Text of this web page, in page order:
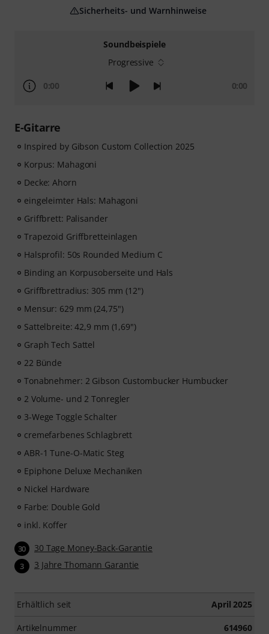
Soundbeispiele
Progressive
0:00 0:00
E-Gitarre
Inspired by Gibson Custom Collection 2025
Korpus: Mahagoni
Decke: Ahorn
eingeleimter Hals: Mahagoni
Griffbrett: Palisander
Trapezoid Griffbretteinlagen
Halsprofil: 50s Rounded Medium C
Binding an Korpusoberseite und Hals
Griffbrettradius: 305 mm (12")
Mensur: 629 mm (24,75")
Sattelbreite: 42,9 mm (1,69")
Graph Tech Sattel
22 Bünde
Tonabnehmer: 2 Gibson Custombucker Humbucker
2 Volume- und 2 Tonregler
3-Wege Toggle Schalter
cremefarbenes Schlagbrett
ABR-1 Tune-O-Matic Steg
Epiphone Deluxe Mechaniken
Nickel Hardware
Farbe: Double Gold
inkl. Koffer
30 30 Tage Money-Back-Garantie
3 3 Jahre Thomann Garantie
Erhältlich seit April 2025
Artikelnummer 614960
Sicherheits- und Warnhinweise